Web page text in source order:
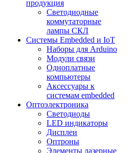
продукция
Светодиодные
коммутаторные
лампы СКЛ
Системы Embedded и IoT
Наборы для Arduino
Модули связи
Одноплатные
компьютеры
Аксессуары к
системам embedded
Oптоэлектроника
Светодиоды
LED индикаторы
Дисплеи
Оптроны
Элементы лазерные